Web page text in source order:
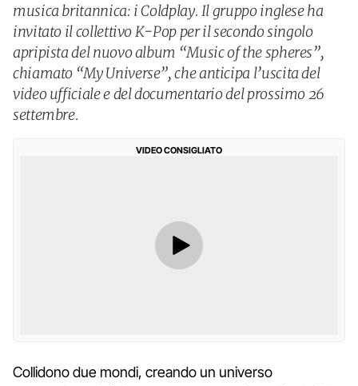
musica britannica: i Coldplay. Il gruppo inglese ha
invitato il collettivo K-Pop per il secondo singolo
apripista del nuovo album “Music of the spheres”,
chiamato “My Universe”, che anticipa l’uscita del
video ufficiale e del documentario del prossimo 26
settembre.
VIDEO CONSIGLIATO
Collidono due mondi, creando un universo